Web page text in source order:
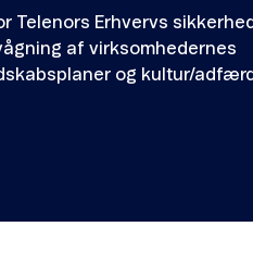
Telenors Erhvervs
af virksomhedernes
og kultur/